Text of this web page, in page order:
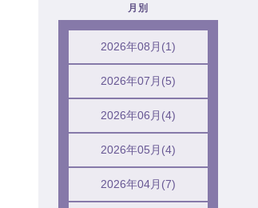
月別
2026年08月(1)
2026年07月(5)
2026年06月(4)
2026年05月(4)
2026年04月(7)